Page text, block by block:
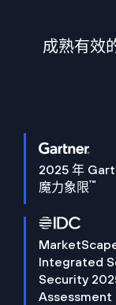
成熟有效
2025 年
魔力象限™
Integrated
Security
Assessment